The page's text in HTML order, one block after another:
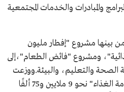
والمبادرات والخدمات المجتمعية
بينها مشروع "إفطار مليون
ومشروع "فائض الطعام"،إلى
والتعليم، والبيئة.ووزعت
الجمعية ضمن مشروع "استدامة الغذاء" نحو 9 ملايين و75 ألفًا